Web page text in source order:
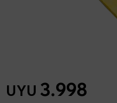
UYU 3.998